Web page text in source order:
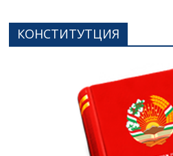
КОНСТИТУТЦИЯ